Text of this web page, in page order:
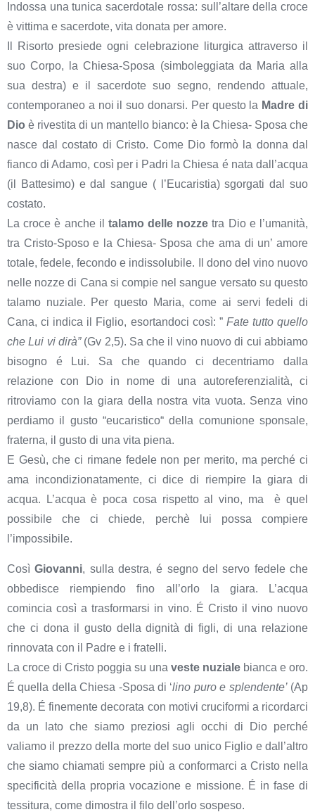
Indossa una tunica sacerdotale rossa: sull’altare della croce
è vittima e sacerdote, vita donata per amore.
Il Risorto presiede ogni celebrazione liturgica attraverso il
suo Corpo, la Chiesa-Sposa (simboleggiata da Maria alla
sua destra) e il sacerdote suo segno, rendendo attuale,
contemporaneo a noi il suo donarsi. Per questo la Madre di
Dio è rivestita di un mantello bianco: è la Chiesa- Sposa che
nasce dal costato di Cristo. Come Dio formò la donna dal
fianco di Adamo, così per i Padri la Chiesa é nata dall’acqua
(il Battesimo) e dal sangue ( l’Eucaristia) sgorgati dal suo
costato.
La croce è anche il talamo delle nozze tra Dio e l’umanità,
tra Cristo-Sposo e la Chiesa- Sposa che ama di un’ amore
totale, fedele, fecondo e indissolubile. Il dono del vino nuovo
nelle nozze di Cana si compie nel sangue versato su questo
talamo nuziale. Per questo Maria, come ai servi fedeli di
Cana, ci indica il Figlio, esortandoci così: ” Fate tutto quello
che Lui vi dirà”(Gv 2,5). Sa che il vino nuovo di cui abbiamo
bisogno é Lui. Sa che quando ci decentriamo dalla
relazione con Dio in nome di una autoreferenzialità, ci
ritroviamo con la giara della nostra vita vuota. Senza vino
perdiamo il gusto “eucaristico“ della comunione sponsale,
fraterna, il gusto di una vita piena.
E Gesù, che ci rimane fedele non per merito, ma perché ci
ama incondizionatamente, ci dice di riempire la giara di
acqua. L’acqua è poca cosa rispetto al vino, ma è quel
possibile che ci chiede, perchè lui possa compiere
l’impossibile.
CosìGiovanni, sulla destra, é segno del servo fedele che
obbedisce riempiendo fino all’orlo la giara. L’acqua
comincia così a trasformarsi in vino. É Cristo il vino nuovo
che ci dona il gusto della dignità di figli, di una relazione
rinnovata con il Padre e i fratelli.
La croce di Cristo poggia su una veste nuziale bianca e oro.
É quella della Chiesa -Sposa di ‘lino puro e splendente’(Ap
19,8). É finemente decorata con motivi cruciformi a ricordarci
da un lato che siamo preziosi agli occhi di Dio perché
valiamo il prezzo della morte del suo unico Figlio e dall’altro
che siamo chiamati sempre più a conformarci a Cristo nella
specificità della propria vocazione e missione. É in fase di
tessitura, come dimostra il filo dell’orlo sospeso.